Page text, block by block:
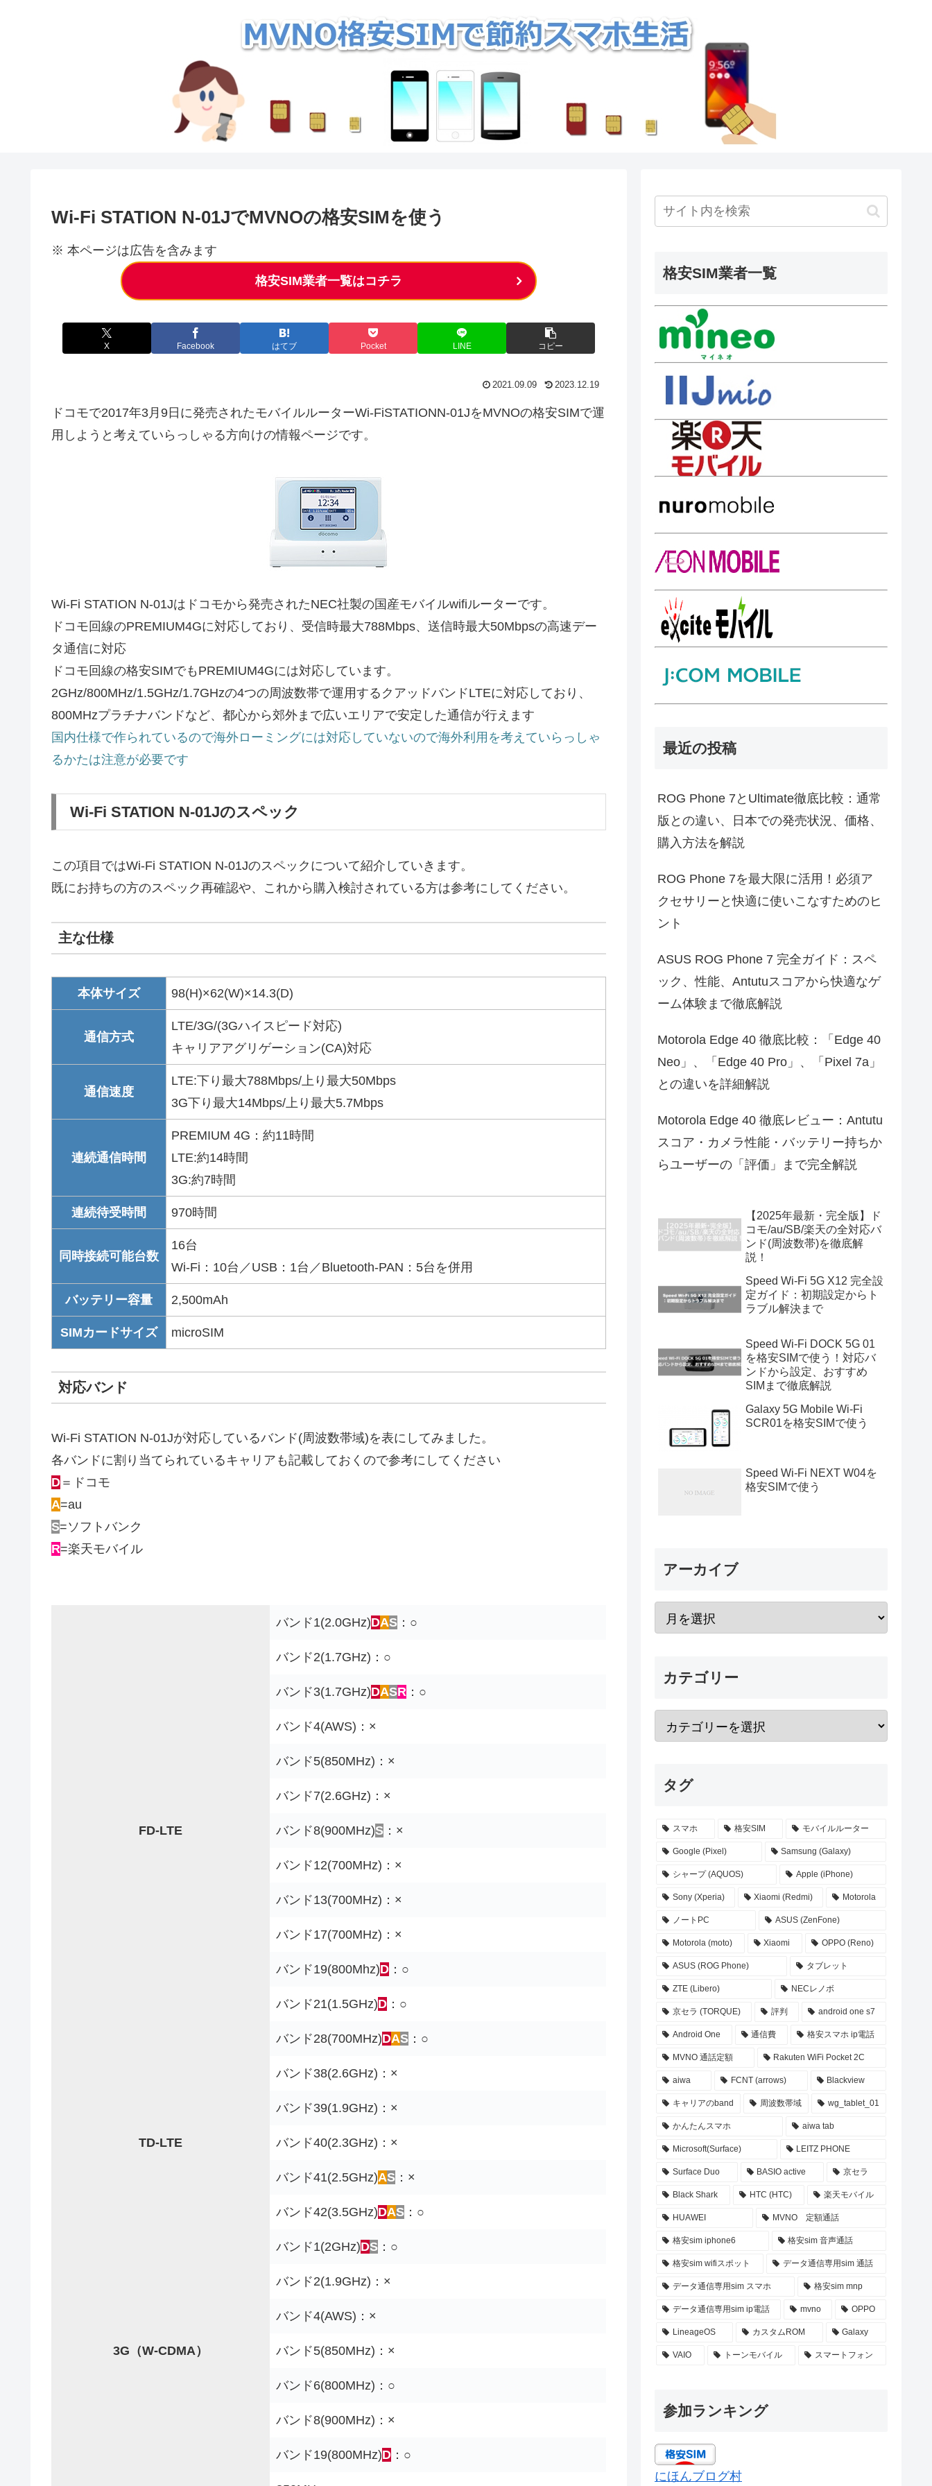
Wi-Fi STATION N-01JでMVNOの格安SIMを使う
※ 本ページは広告を含みます
格安SIM業者一覧はコチラ
X Facebook はてブ Pocket LINE コピー
2021.09.09 2023.12.19
ドコモで2017年3月9日に発売されたモバイルルーターWi-FiSTATIONN-01JをMVNOの格安SIMで運
用しようと考えていらっしゃる方向けの情報ページです。
Wi-Fi STATION N-01Jはドコモから発売されたNEC社製の国産モバイルwifiルーターです。
ドコモ回線のPREMIUM4Gに対応しており、受信時最大788Mbps、送信時最大50Mbpsの高速デー
タ通信に対応
ドコモ回線の格安SIMでもPREMIUM4Gには対応しています。
2GHz/800MHz/1.5GHz/1.7GHzの4つの周波数帯で運用するクアッドバンドLTEに対応しており、
800MHzプラチナバンドなど、都心から郊外まで広いエリアで安定した通信が行えます
国内仕様で作られているので海外ローミングには対応していないので海外利用を考えていらっしゃ
るかたは注意が必要です
Wi-Fi STATION N-01Jのスペック
この項目ではWi-Fi STATION N-01Jのスペックについて紹介していきます。
既にお持ちの方のスペック再確認や、これから購入検討されている方は参考にしてください。
主な仕様
本体サイズ 98(H)×62(W)×14.3(D)
通信方式
LTE/3G/(3Gハイスピード対応)
キャリアアグリゲーション(CA)対応
通信速度
LTE:下り最大788Mbps/上り最大50Mbps
3G下り最大14Mbps/上り最大5.7Mbps
連続通信時間
PREMIUM 4G：約11時間
LTE:約14時間
3G:約7時間
連続待受時間 970時間
同時接続可能台数
16台
Wi-Fi：10台／USB：1台／Bluetooth-PAN：5台を併用
バッテリー容量 2,500mAh
SIMカードサイズ microSIM
対応バンド
Wi-Fi STATION N-01Jが対応しているバンド(周波数帯域)を表にしてみました。
各バンドに割り当てられているキャリアも記載しておくので参考にしてください
D ＝ドコモ
A=au
S=ソフトバンク
R=楽天モバイル
FD-LTE
バンド1(2.0GHz)DAS ：○
バンド2(1.7GHz)：○
バンド3(1.7GHz)DASR ：○
バンド4(AWS)：×
バンド5(850MHz)：×
バンド7(2.6GHz)：×
バンド8(900MHz)S ：×
バンド12(700MHz)：×
バンド13(700MHz)：×
バンド17(700MHz)：×
バンド19(800Mhz)D ：○
バンド21(1.5GHz)D ：○
バンド28(700MHz)DAS ：○
TD-LTE
バンド38(2.6GHz)：×
バンド39(1.9GHz)：×
バンド40(2.3GHz)：×
バンド41(2.5GHz)AS ：×
バンド42(3.5GHz)DAS ：○
3G（W-CDMA）
バンド1(2GHz)DS ：○
バンド2(1.9GHz)：×
バンド4(AWS)：×
バンド5(850MHz)：×
バンド6(800MHz)：○
バンド8(900MHz)：×
バンド19(800MHz)D ：○
格安SIM業者一覧
最近の投稿
ROG Phone 7とUltimate徹底比較：通常
版との違い、日本での発売状況、価格、
購入方法を解説
ROG Phone 7を最大限に活用！必須ア
クセサリーと快適に使いこなすためのヒ
ント
ASUS ROG Phone 7 完全ガイド：スペ
ック、性能、Antutuスコアから快適なゲ
ーム体験まで徹底解説
Motorola Edge 40 徹底比較：「Edge 40
Neo」、「Edge 40 Pro」、「Pixel 7a」
との違いを詳細解説
Motorola Edge 40 徹底レビュー：Antutu
スコア・カメラ性能・バッテリー持ちか
らユーザーの「評価」まで完全解説
【2025年最新・完全版】ド
コモ/au/SB/楽天の全対応バ
ンド(周波数帯)を徹底解
説！
Speed Wi-Fi 5G X12 完全設
定ガイド：初期設定からト
ラブル解決まで
Speed Wi-Fi DOCK 5G 01
を格安SIMで使う！対応バ
ンドから設定、おすすめ
SIMまで徹底解説
Galaxy 5G Mobile Wi-Fi
SCR01を格安SIMで使う
Speed Wi-Fi NEXT W04を
格安SIMで使う
アーカイブ
カテゴリー
タグ
スマホ 格安SIM モバイルルーター
Google (Pixel) Samsung (Galaxy)
シャープ (AQUOS) Apple (iPhone)
Sony (Xperia) Xiaomi (Redmi) Motorola
ノートPC ASUS (ZenFone)
Motorola (moto) Xiaomi OPPO (Reno)
ASUS (ROG Phone) タブレット
ZTE (Libero) NECレノボ
京セラ (TORQUE) 評判 android one s7
Android One 通信費 格安スマホ ip電話
MVNO 通話定額 Rakuten WiFi Pocket 2C
aiwa FCNT (arrows) Blackview
キャリアのband 周波数帯域 wg_tablet_01
かんたんスマホ aiwa tab
Microsoft(Surface) LEITZ PHONE
Surface Duo BASIO active 京セラ
Black Shark HTC (HTC) 楽天モバイル
HUAWEI MVNO 定額通話
格安sim iphone6 格安sim 音声通話
格安sim wifiスポット データ通信専用sim 通話
データ通信専用sim スマホ 格安sim mnp
データ通信専用sim ip電話 mvno OPPO
LineageOS カスタムROM Galaxy
VAIO トーンモバイル スマートフォン
参加ランキング
にほんブログ村